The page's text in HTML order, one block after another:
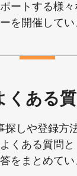
ートする様々
を開催してい
くある
探しや登録⽅
よくある質問と
をまとめてい